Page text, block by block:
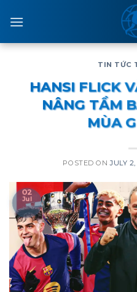
TIN TỨC
HANSI FLICK
NÂNG TẦM
MÙA
POSTED ONJULY
02
Jul